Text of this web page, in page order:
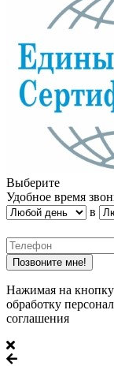
Выберите
Удобное время
в
Нажимая на
обработку
соглашения